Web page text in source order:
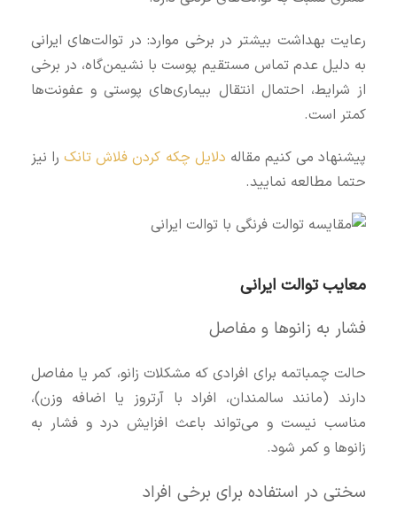
رعایت بهداشت بیشتر در برخی موارد: در توالت‌های ایرانی
به دلیل عدم تماس مستقیم پوست با نشیمن‌گاه، در برخی
از شرایط، احتمال انتقال بیماری‌های پوستی و عفونت‌ها
کمتر است.
پیشنهاد می کنیم مقاله دلایل چکه کردن فلاش تانکرا نیز
حتما مطالعه نمایید.
معایب توالت ایرانی
فشار به زانوها و مفاصل
حالت چمباتمه برای افرادی که مشکلات زانو، کمر یا مفاصل
دارند (مانند سالمندان، افراد با آرتروز یا اضافه وزن)،
مناسب نیست و می‌تواند باعث افزایش درد و فشار به
زانوها و کمر شود.
سختی در استفاده برای برخی افراد